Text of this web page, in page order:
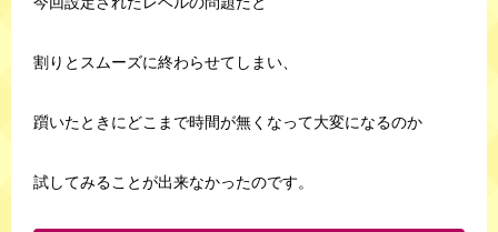
割りとスムーズに終わらせてしまい、
躓いたときにどこまで時間が無くなって大変になるのか
試してみることが出来なかったのです。